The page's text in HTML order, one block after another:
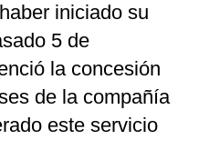
iniciado su
5 de
la concesión
de la compañía
este servicio